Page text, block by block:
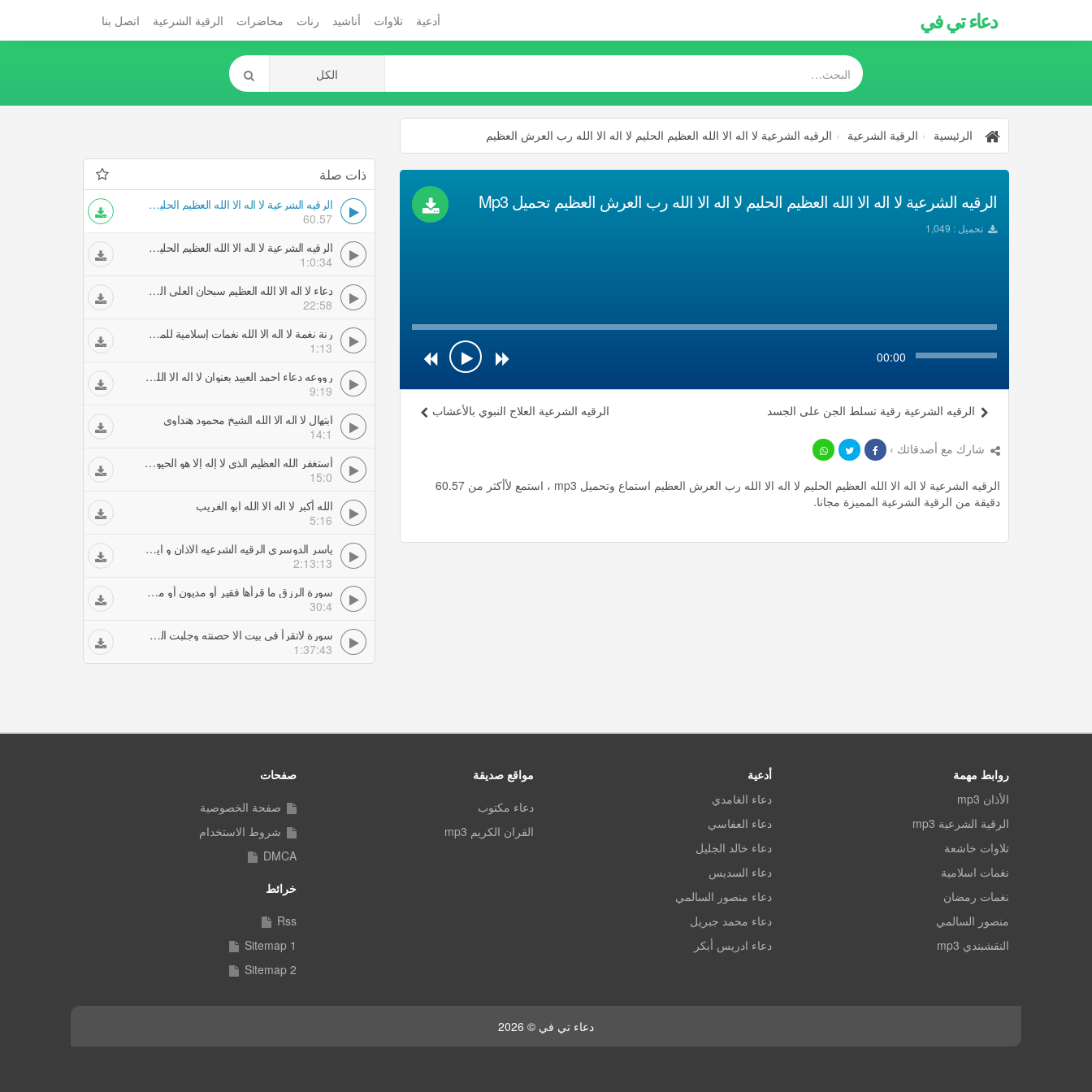
دعاء تي في أدعية تلاوات أناشيد رنات محاضرات الرقية الشرعية اتصل بنا
الرئيسية الرقية الشرعية الرقيه الشرعية لا اله الا الله العظيم الحليم لا اله الا الله رب العرش العظيم
الرقيه الشرعية لا اله الا الله العظيم الحليم لا اله الا الله رب العرش العظيم تحميل Mp3
تحميل : 1,049
00:00
الرقيه الشرعية العلاج النبوي بالأعشاب الرقيه الشرعية رقية تسلط الجن على الجسد
شارك مع أصدقائك ›
الرقيه الشرعية لا اله الا الله العظيم الحليم لا اله الا الله رب العرش العظيم استماع وتحميل mp3 ، استمع لأأكثر من 60.57
دقيقة من الرقية الشرعية المميزة مجانا.
ذات صلة
الرقيه الشرعية لا اله الا الله العظيم الحليم لا اله الا الله رب العرش العظيم
60.57
الرقيه الشرعية لا اله الا الله العظيم الحليم لا اله الا الله رب العرش العظيم
1:0:34
دعاء لا اله الا الله العظيم سبحان العلي العظيم دعاء خالد الجليل
22:58
رنة نغمة لا اله الا الله نغمات إسلامية للموبايل
1:13
رووعه دعاء احمد العبيد بعنوان لا اله الا الله رمضان
9:19
ابتهال لا اله الا الله الشيخ محمود هنداوي
14:1
أستغفر الله العظيم الذي لا إله إلا هو الحيوم القيوم وأتوب إليه مكرر العفاسي الاستغفار
15:0
الله أكبر لا اله الا الله ابو الغريب
5:16
ياسر الدوسري الرقيه الشرعيه الاذان و اية الكرسي مكرره ساعتين لاخراج و حرق الجن و ابطال السحر
2:13:13
سورة الرزق ما قرأها فقير أو مديون أو محتاج الا رزقه الله الرقية الشرعية
30:4
سورة لاتقرأ في بيت الا حصنته وجلبت الرزق والبركات لأهله الرقية الشرعية
1:37:43
روابط مهمة
الأذان mp3
الرقية الشرعية mp3
تلاوات خاشعة
نغمات اسلامية
نغمات رمضان
منصور السالمي
النقشبندي mp3
أدعية
دعاء الغامدي
دعاء العفاسي
دعاء خالد الجليل
دعاء السديس
دعاء منصور السالمي
دعاء محمد جبريل
دعاء ادريس أبكر
مواقع صديقة
دعاء مكتوب
القران الكريم mp3
صفحات
صفحة الخصوصية
شروط الاستخدام
DMCA
خرائط
Rss
Sitemap 1
Sitemap 2
دعاء تي في © 2026